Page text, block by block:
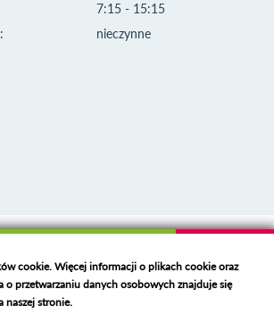
7:15 - 15:15
nieczynne
polspam.pl/
cookie. Więcej informacji o plikach cookie oraz
o przetwarzaniu danych osobowych znajduje się
naszej stronie.